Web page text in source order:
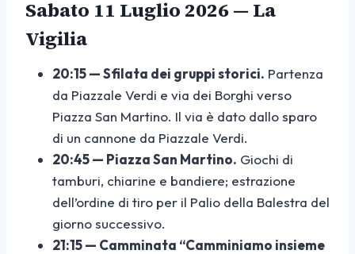
Sabato 11 Luglio 2026 — La
Vigilia
20:15 — Sfilata dei gruppi storici. Partenza
da Piazzale Verdi e via dei Borghi verso
Piazza San Martino. Il via è dato dallo sparo
di un cannone da Piazzale Verdi.
20:45 — Piazza San Martino. Giochi di
tamburi, chiarine e bandiere; estrazione
dell’ordine di tiro per il Palio della Balestra del
giorno successivo.
21:15 — Camminata “Camminiamo insieme